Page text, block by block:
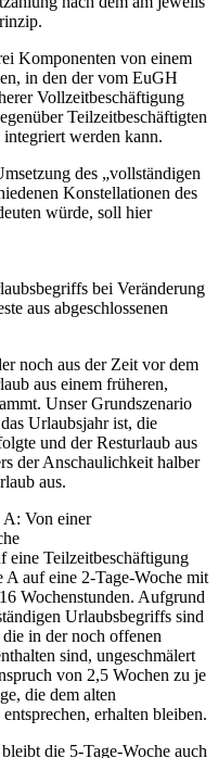
Komponenten von einem
in den der vom EuGH
Vollzeitbeschäftigung
Teilzeitbeschäftigten
werden kann.
des „vollständigen
Konstellationen des
würde, soll hier
bei Veränderung
aus abgeschlossenen
noch aus der Zeit vor dem
aus einem früheren,
Unser Grundszenario
Urlaubsjahr ist, die
und der Resturlaub aus
der Anschaulichkeit halber
aus.
A: Von einer
eine Teilzeitbeschäftigung
A auf eine 2-Tage-Woche mit
Wochenstunden. Aufgrund
Urlaubsbegriffs sind
in der noch offenen
sind, ungeschmälert
von 2,5 Wochen zu je
die dem alten
erhalten bleiben.
die 5-Tage-Woche auch